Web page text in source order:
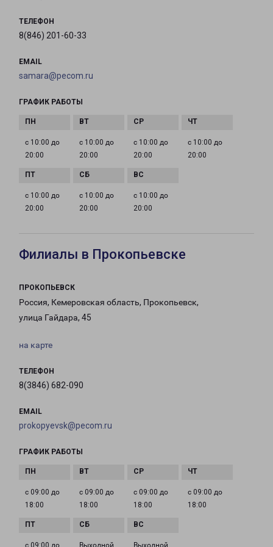
ТЕЛЕФОН
8(846) 201-60-33
EMAIL
samara@pecom.ru
ГРАФИК РАБОТЫ
с 10:00 до
20:00
с 10:00 до
20:00
с 10:00 до
20:00
с 10:00 до
20:00
с 10:00 до
20:00
с 10:00 до
20:00
с 10:00 до
20:00
Филиалы в Прокопьевске
ПРОКОПЬЕВСК
Россия, Кемеровская область, Прокопьевск,
улица Гайдара, 45
на карте
ТЕЛЕФОН
8(3846) 682-090
EMAIL
prokopyevsk@pecom.ru
ГРАФИК РАБОТЫ
с 09:00 до
18:00
с 09:00 до
18:00
с 09:00 до
18:00
с 09:00 до
18:00